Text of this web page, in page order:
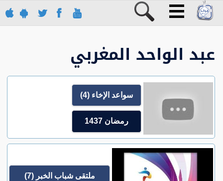
عبد الواحد المغربي
سواعد الإخاء (4)
رمضان 1437
ملتقى شباب الخبر (7)